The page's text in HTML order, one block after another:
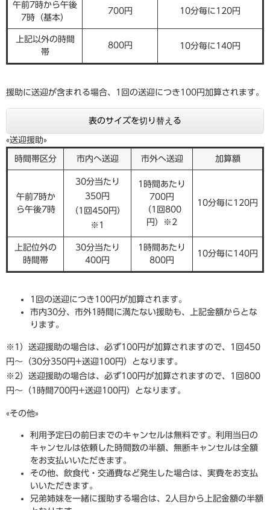
午前7時から午後
7時（基本）
700円 10分毎に120円
上記以外の時間
帯
800円 10分毎に140円
援助に送迎が含まれる場合、1回の送迎につき100円加算されます。
表のサイズを切り替える
«送迎援助»
時間帯区分 市内へ送迎 市外へ送迎 加算額
午前7時か
ら午後7時
30分当たり
350円
（1回450円）
※1
1時間あたり
700円
（1回800
円）※2
10分毎に120円
上記位外の
時間帯
30分当たり
400円
1時間あたり
800円
10分毎に140円
1回の送迎につき100円が加算されます。
市内30分、市外1時間に満たない援助も、上記金額からとな
ります。
※1）送迎援助の場合は、必ず100円が加算されますので、1回450
円〜（30分350円+送迎100円）となります。
※2）送迎援助の場合は、必ず100円が加算されますので、1回800
円〜（1時間700円+送迎100円）となります。
«その他»
利用予定日の前日までのキャンセルは無料です。利用当日の
キャンセルは依頼した時間数の半額、無断キャンセルは全額
をお支払いいただきます。
その他、飲食代・交通費など発生した場合は、実費をお支払
いいただきます。
兄弟姉妹を一緒に援助する場合は、2人目から上記金額の半額